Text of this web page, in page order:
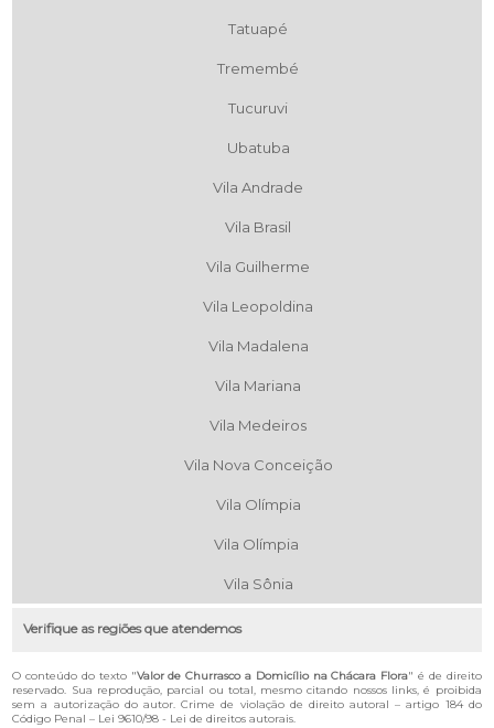
Tatuapé
Tremembé
Tucuruvi
Ubatuba
Vila Andrade
Vila Brasil
Vila Guilherme
Vila Leopoldina
Vila Madalena
Vila Mariana
Vila Medeiros
Vila Nova Conceição
Vila Olímpia
Vila Olímpia
Vila Sônia
Verifique as regiões que atendemos
O conteúdo do texto "Valor de Churrasco a Domicílio na Chácara Flora" é de direito
reservado. Sua reprodução, parcial ou total, mesmo citando nossos links, é proibida
sem a autorização do autor. Crime de violação de direito autoral – artigo 184 do
Código Penal – Lei 9610/98 - Lei de direitos autorais.